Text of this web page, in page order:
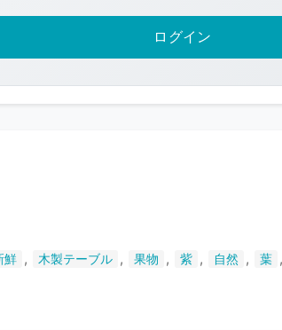
ログイン
鮮 , 木製テーブル , 果物 , 紫 , 自然 , 葉 ,